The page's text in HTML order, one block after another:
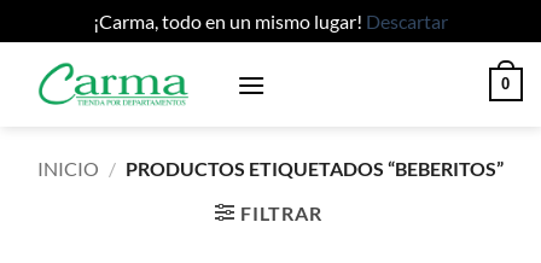
¡Carma, todo en un mismo lugar! Descartar
0
INICIO / PRODUCTOS ETIQUETADOS “BEBERITOS”
FILTRAR